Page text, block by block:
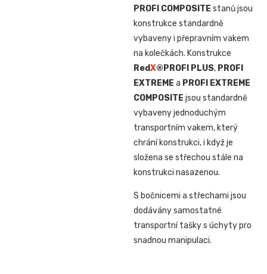
PROFI COMPOSITE stanů jsou
konstrukce standardně
vybaveny i přepravním vakem
na kolečkách. Konstrukce
RedX® PROFI PLUS, PROFI
EXTREME a PROFI EXTREME
COMPOSITE jsou standardně
vybaveny jednoduchým
transportním vakem, který
chrání konstrukci, i když je
složena se střechou stále na
konstrukci nasazenou.
S bočnicemi a střechami jsou
dodávány samostatné
transportní tašky s úchyty pro
snadnou manipulaci.